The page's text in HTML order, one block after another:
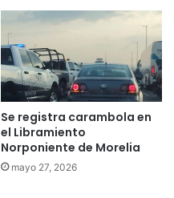
Se registra carambola en
el Libramiento
Norponiente de Morelia
mayo 27, 2026